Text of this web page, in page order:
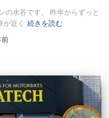
の水谷です。 昨年からずっと
近く
続きを読む
前